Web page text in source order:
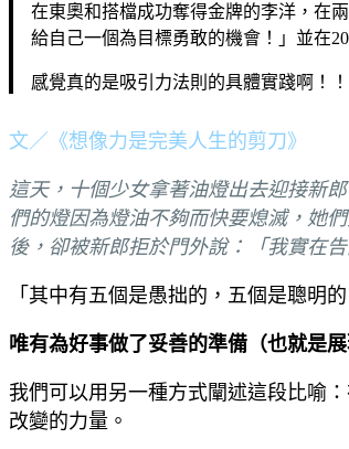
在東奧和搭檔成功奪得金牌的李洋，在
給自己一個為目標勇敢的機會！」並在
感覺真的是吸引力法則的具體實踐啊！！
文／《想像力是完美人生的剪刀》
這天，十個少女拿著油燈出去迎接新
們的燈因為燈油不夠而快要熄滅，她
後，卻被新郎拒於門外說：「我實在
「其中有五個是愚拙的，五個是聰明
唯有為好事做了妥善的準備（也就是
我們可以用另一種方式闡述這段比喻
改變的力量。